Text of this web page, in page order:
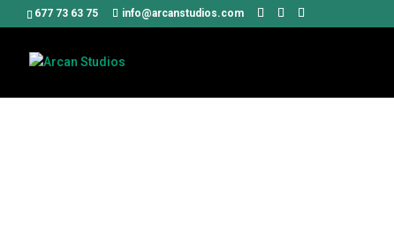
Uso de
Utilizamos cookies propias
677 73 63 75 info@arcanstudios.com